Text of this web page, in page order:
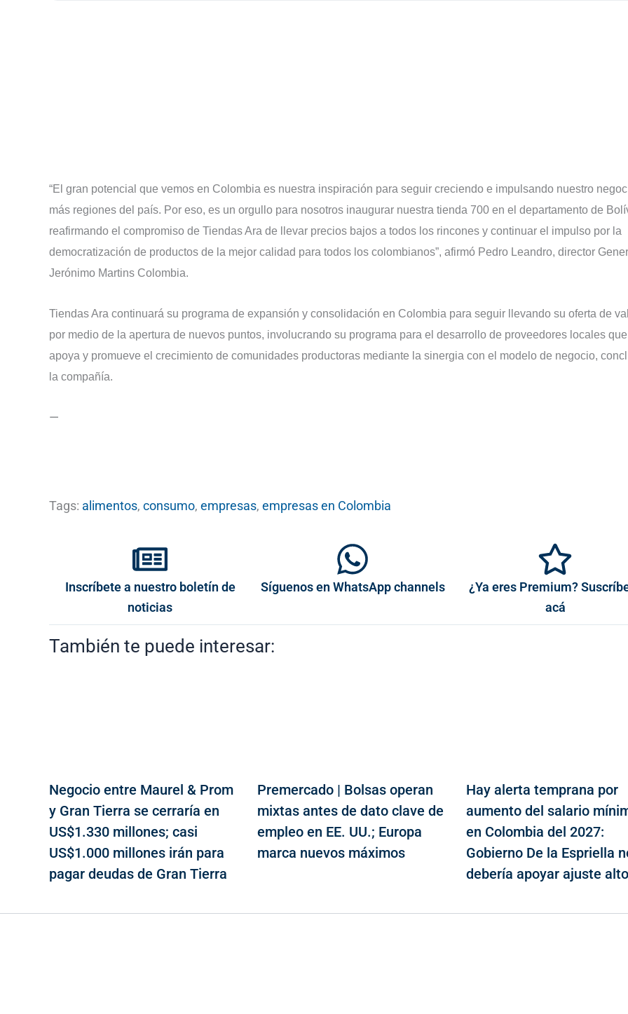
“El gran potencial que vemos en Colombia es nuestra inspiración para seguir creciendo e impulsando nuestro
más regiones del país. Por eso, es un orgullo para nosotros inaugurar nuestra tienda 700 en el departamento de
reafirmando el compromiso de Tiendas Ara de llevar precios bajos a todos los rincones y continuar el impulso por la
democratización de productos de la mejor calidad para todos los colombianos”, afirmó Pedro Leandro, director
Jerónimo Martins Colombia.
Tiendas Ara continuará su programa de expansión y consolidación en Colombia para seguir llevando su oferta de
por medio de la apertura de nuevos puntos, involucrando su programa para el desarrollo de proveedores locales que
apoya y promueve el crecimiento de comunidades productoras mediante la sinergia con el modelo de negocio,
la compañía.
—
Tags: alimentos, consumo, empresas, empresas en Colombia
Inscríbete a nuestro boletín de
noticias
Síguenos en WhatsApp channels
¿Ya eres Premium?
acá
También te puede interesar:
Negocio entre Maurel & Prom
y Gran Tierra se cerraría en
US$1.330 millones; casi
US$1.000 millones irán para
pagar deudas de Gran Tierra
Premercado | Bolsas operan
mixtas antes de dato clave de
empleo en EE. UU.; Europa
marca nuevos máximos
Hay alerta temprana por
aumento del salario
en Colombia del 2027:
Gobierno De la Espriella
debería apoyar ajuste alto